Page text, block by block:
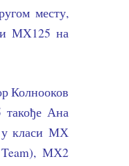
месту,
МX125 на
Колнооков
Ана
у класи МХ
МХ2